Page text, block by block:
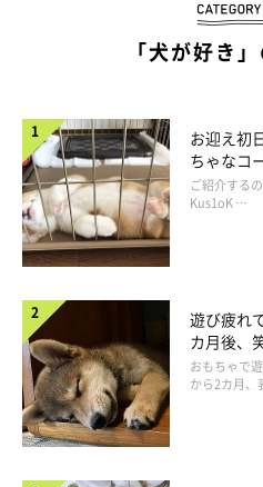
「犬が好き
お迎え初
ちゃなコ
コ“コー
長！
ご紹介する
Kus1oK …
遊び疲れ
カ月後、
成長！
おもちゃで
から2カ月